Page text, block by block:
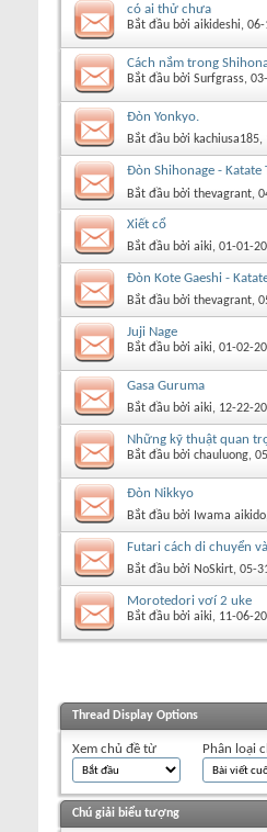
có ai thử chưa
Bắt đầu bởi aikideshi‎,
Cách nắm trong
Bắt đầu bởi Surfgrass‎,
Đòn Yonkyo.
Bắt đầu bởi kachiusa185‎,
Đòn Shihonage - Katate
Bắt đầu bởi thevagrant‎,
Xiết cổ
Bắt đầu bởi aiki‎, 01-01-
Đòn Kote Gaeshi -
Bắt đầu bởi thevagrant‎,
Juji Nage
Bắt đầu bởi aiki‎, 01-02-
Gasa Guruma
Bắt đầu bởi aiki‎, 12-22-
Những kỹ thuật quan
Bắt đầu bởi chauluong‎,
Đòn Nikkyo
Bắt đầu bởi Iwama aikido
Futari cách di chuyển
Bắt đầu bởi NoSkirt‎, 05-
Morotedori vơí 2 uke
Bắt đầu bởi aiki‎, 11-06-
Thread Display Options
Xem chủ đề từ Phân loại
Chú giải biểu tượng